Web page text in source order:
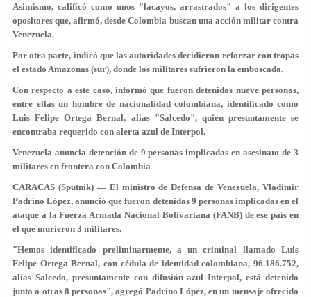
Asimismo, calificó como unos "lacayos, arrastrados" a los dirigentes
opositores que, afirmó, desde Colombia buscan una acción militar contra
Venezuela.
Por otra parte, indicó que las autoridades decidieron reforzar con tropas
el estado Amazonas (sur), donde los militares sufrieron la emboscada.
Con respecto a este caso, informó que fueron detenidas nueve personas,
entre ellas un hombre de nacionalidad colombiana, identificado como
Luis Felipe Ortega Bernal, alias "Salcedo", quien presuntamente se
encontraba requerido con alerta azul de Interpol.
Venezuela anuncia detención de 9 personas implicadas en asesinato de 3
militares en frontera con Colombia
CARACAS (Sputnik) — El ministro de Defensa de Venezuela, Vladimir
Padrino López, anunció que fueron detenidas 9 personas implicadas en el
ataque a la Fuerza Armada Nacional Bolivariana (FANB) de ese país en
el que murieron 3 militares.
"Hemos identificado preliminarmente, a un criminal llamado Luis
Felipe Ortega Bernal, con cédula de identidad colombiana, 96.186.752,
alias Salcedo, presuntamente con difusión azul Interpol, está detenido
junto a otras 8 personas", agregó Padrino López, en un mensaje ofrecido